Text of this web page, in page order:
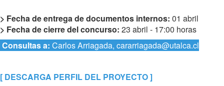
> Fecha de entrega de documentos internos: 01 abril
> Fecha de cierre del concurso: 23 abril - 17:00 horas
Consultas a: Carlos Arriagada, cararriagada@utalca.cl
[ DESCARGA PERFIL DEL PROYECTO ]